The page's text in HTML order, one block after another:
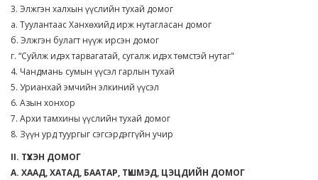
3. Элжгэн халхын үүслийн тухай домог
а. Туулантаас Ханхөхийд ирж нутагласан домог
б. Элжгэн булагт нүүж ирсэн домог
г. “Суйлж идэх тарвагатай, сугалж идэх төмстэй нутаг"
4. Чандмань сумын үүсэл гарлын тухай
5. Урианхай эмчийн элкиний үүсэл
6. Азын хонхор
7. Архи тамхины үүслийн тухай домог
8. Зүүн урд туургыг сэгсэрдэггүйн учир
II. ТҮҮХЭН ДОМОГ
А. ХААД, ХАТАД, БААТАР, ТҮШМЭД, ЦЭЦДИЙН ДОМОГ